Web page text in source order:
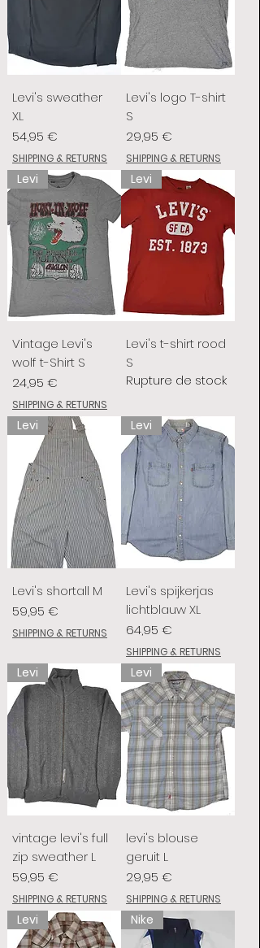
Levi's sweather
XL
Prix
54,95 €
SHIPPING & RETURNS
Levi's logo T-shirt
S
Prix
29,95 €
SHIPPING & RETURNS
Levi
Vintage Levi's
wolf t-Shirt S
Prix
24,95 €
SHIPPING & RETURNS
Levi
Levi's t-shirt rood
S
Rupture de stock
Levi
Levi's shortall M
Prix
59,95 €
SHIPPING & RETURNS
Levi
Levi's spijkerjas
lichtblauw XL
Prix
64,95 €
SHIPPING & RETURNS
Levi
vintage levi's full
zip sweather L
Prix
59,95 €
SHIPPING & RETURNS
Levi
levi's blouse
geruit L
Prix
29,95 €
SHIPPING & RETURNS
Levi Nike